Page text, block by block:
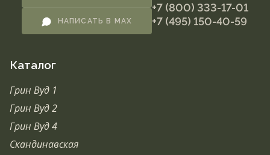
НАПИСАТЬ В MAX
+7 (800) 333-17-01
+7 (495) 150-40-59
Каталог
Грин Вуд 1
Грин Вуд 2
Грин Вуд 4
Скандинавская